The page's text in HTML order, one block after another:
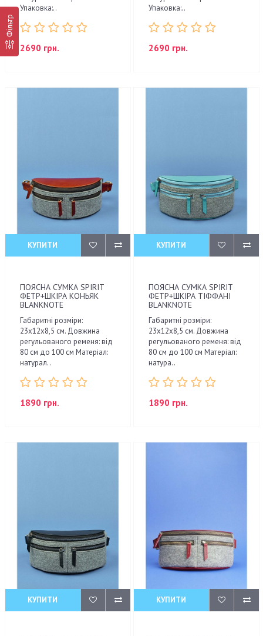
Фільтр
Упаковка:..
2690 грн.
Упаковка:..
2690 грн.
КУПИТИ
ПОЯСНА СУМКА SPIRIT
ФЕТР+ШКІРА КОНЬЯК
BLANKNOTE
Габаритні розміри:
23х12х8,5 см. Довжина
регульованого ременя: від
80 см до 100 см Матеріал:
натурал..
1890 грн.
КУПИТИ
ПОЯСНА СУМКА SPIRIT
ФЕТР+ШКІРА ТІФФАНІ
BLANKNOTE
Габаритні розміри:
23х12х8,5 см. Довжина
регульованого ременя: від
80 см до 100 см Матеріал:
натура..
1890 грн.
КУПИТИ КУПИТИ